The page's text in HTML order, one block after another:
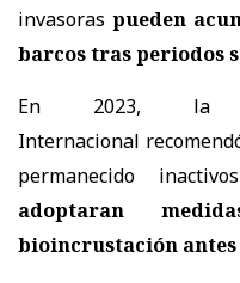
invasoraspueden
barcos tras periodos
En 2023, la
Internacional
permanecido
adoptaran
bioincrustación